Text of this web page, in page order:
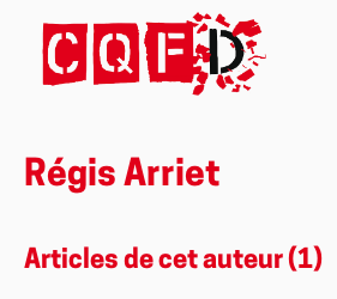
Régis Arriet
Articles de cet auteur (1)